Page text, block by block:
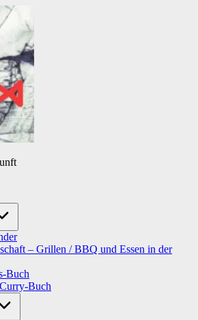
von
PfarrerB
– Grillen / BBQ und Essen in der
Buch
Buch